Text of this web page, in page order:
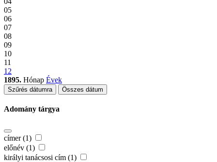
05
06
07
08
09
10
11
12
1895. Hónap Évek
Szűrés dátumra Összes dátum
Adomány tárgya
címer (1)
előnév (1)
királyi tanácsosi cím (1)